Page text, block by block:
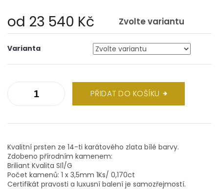
od 23 540 Kč Zvolte variantu
cena:
Varianta
PŘIDAT DO KOŠÍKU
Kvalitní prsten ze 14-ti karátového zlata bílé barvy.
Zdobeno přírodním kamenem:
Briliant Kvalita SI1/G
Počet kamenů: 1 x 3,5mm 1Ks/ 0,170ct
Certifikát pravosti a luxusní balení je samozřejmostí.